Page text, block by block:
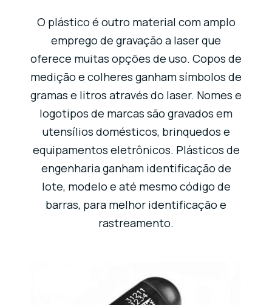
O plástico é outro material com amplo
emprego de gravação a laser que
oferece muitas opções de uso. Copos de
medição e colheres ganham símbolos de
gramas e litros através do laser. Nomes e
logotipos de marcas são gravados em
utensílios domésticos, brinquedos e
equipamentos eletrônicos. Plásticos de
engenharia ganham identificação de
lote, modelo e até mesmo código de
barras, para melhor identificação e
rastreamento.